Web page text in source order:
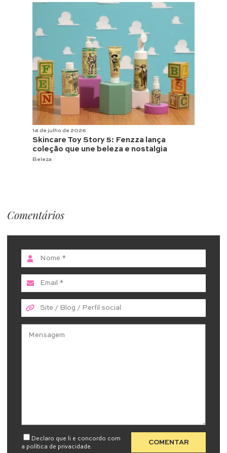
14 de julho de 2026
Skincare Toy Story 5: Fenzza lança
coleção que une beleza e nostalgia
Beleza
Comentários
Declaro que li e concordo com
a política de privacidade.